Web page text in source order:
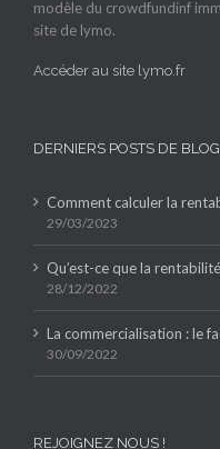
modèle du crowdfundinf
site de lymo.
Accéder au site lymo.fr
DERNIERS POSTS DE BLOG
Comment calculer la
29/03/2023
Qu’est-ce que la
28/12/2022
La commercialisation : le
30/09/2022
REJOIGNEZ NOUS !